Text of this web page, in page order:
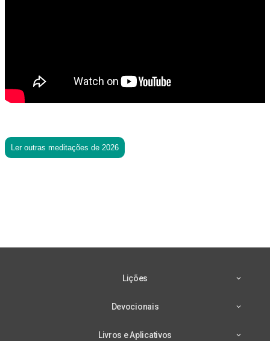
Ler outras meditações de 2026
Lições
Devocionais
Livros e Aplicativos